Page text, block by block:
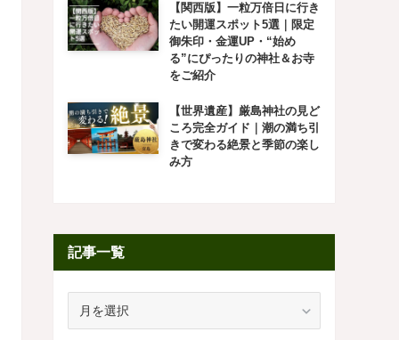
【関西版】一粒万倍日に行き
たい開運スポット5選｜限定
御朱印・金運UP・“始め
る”にぴったりの神社＆お寺
をご紹介
【世界遺産】厳島神社の見ど
ころ完全ガイド｜潮の満ち引
きで変わる絶景と季節の楽し
み方
記事一覧